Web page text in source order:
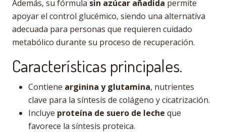
Además, su fórmula sin azúcar añadida permite
apoyar el control glucémico, siendo una alternativa
adecuada para personas que requieren cuidado
metabólico durante su proceso de recuperación.
Características principales.
Contiene arginina y glutamina, nutrientes
clave para la síntesis de colágeno y cicatrización.
Incluye proteína de suero de leche que
favorece la síntesis proteica.